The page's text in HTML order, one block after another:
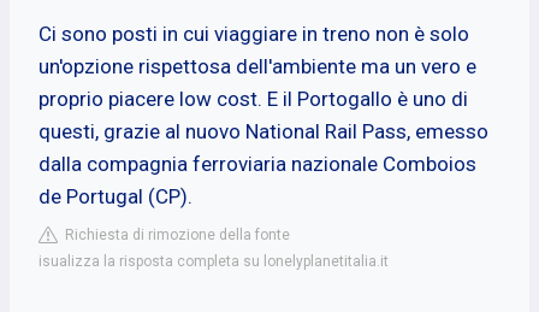
Ci sono posti in cui viaggiare in treno non è solo
un'opzione rispettosa dell'ambiente ma un vero e
proprio piacere low cost. E il Portogallo è uno di
questi, grazie al nuovo National Rail Pass, emesso
dalla compagnia ferroviaria nazionale Comboios
de Portugal (CP).
Richiesta di rimozione della fonte
isualizza la risposta completa su lonelyplanetitalia.it